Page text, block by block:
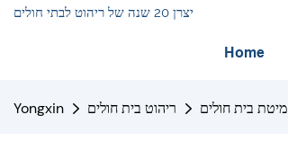
יצרן 20 שנה של ריהוט לבתי חולים
Home
Yongxin ריהוט בית חולים מיטת בית חולים